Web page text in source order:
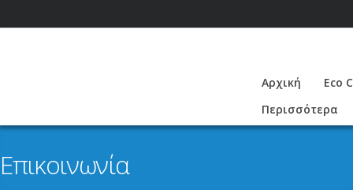
Αρχική
Eco
Περισσότερα
Επικοινωνία